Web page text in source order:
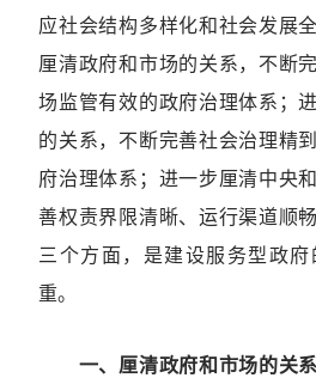
应社会结构多样化和社会发展
厘清政府和市场的关系，不断
场监管有效的政府治理体系；
的关系，不断完善社会治理精
府治理体系；进一步厘清中央
善权责界限清晰、运行渠道顺
三个方面，是建设服务型政
重。
一、厘清政府和市场的关